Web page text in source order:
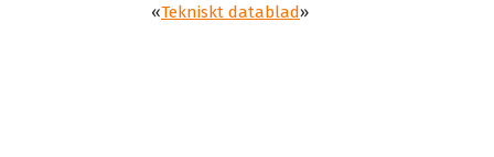
«Tekniskt datablad»